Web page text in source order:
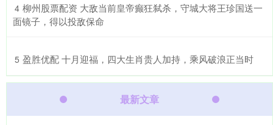
4 ​柳州股票配资 大敌当前皇帝癫狂弑杀，守城大将王珍国送一
面镜子，得以投敌保命
5 ​盈胜优配 十月迎福，四大生肖贵人加持，乘风破浪正当时
最新文章